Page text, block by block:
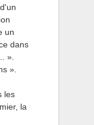
un
dans
».
».
les
la